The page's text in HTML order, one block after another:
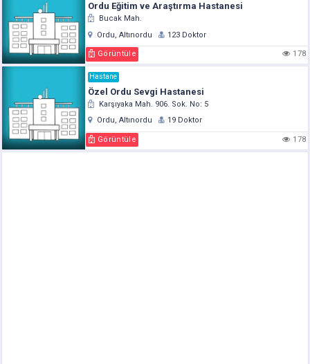
Ordu Eğitim ve Araştırma Hastanesi
Bucak Mah.
Ordu, Altınordu
123 Doktor
Görüntüle 178
Hastane
Özel Ordu Sevgi Hastanesi
Karşıyaka Mah. 906. Sok. No: 5
Ordu, Altınordu
19 Doktor
Görüntüle 178